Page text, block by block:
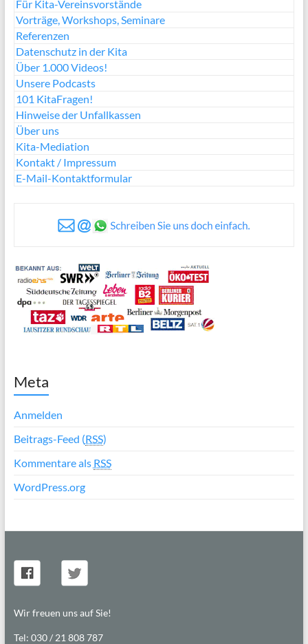
Für Kita-Vereinsvorstände
Vorträge, Workshops, Seminare
Referenzen
Datenschutz in der Kita
Über 1.000 Videos!
Unsere Podcasts
101 KitaFragen!
Hinweise der Unfallkassen
Über uns
Kita-Mediation
Kontakt / Impressum
E-Mail-Kontaktformular
Meta
Anmelden
Beitrags-Feed (RSS)
Kommentare als RSS
WordPress.org
Wir freuen uns auf Sie!
Tel: 030 / 21 808 787